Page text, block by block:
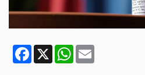
Facebook
X WhatsApp
Email